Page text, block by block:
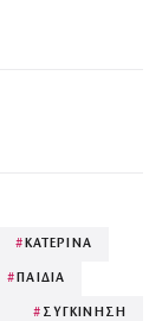
# ΚΑΤΕΡΙΝΑ
# ΠΑΙΔΙΑ
# ΣΥΓΚΙΝΗΣΗ